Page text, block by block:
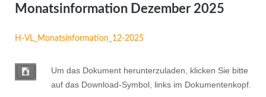
Monatsinformation Dezember 2025
H-VL_Monatsinformation_12-2025
Um das Dokument herunterzuladen, klicken Sie bitte
auf das Download-Symbol, links im Dokumentenkopf.